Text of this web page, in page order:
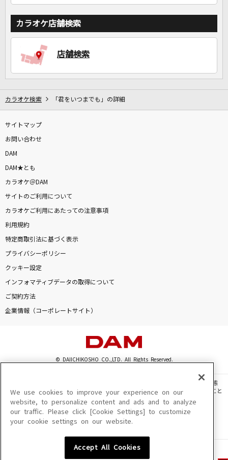
カラオケ店舗検索
店舗検索
カラオケ検索 「君をいつまでも」の詳細
サイトマップ
お問い合わせ
DAM
DAM★とも
カラオケ＠DAM
サイトのご利用について
カラオケご利用にあたっての注意事項
利用規約
特定商取引法に基づく表示
プライバシーポリシー
クッキー設定
インフォマティブデータの取得について
ご契約方法
企業情報（コーポレートサイト）
© DAIICHIKOSHO CO.,LTD. All Rights Reserved.
このサイトに掲載されている一切の文章・画像・写真・動画・音声等を、手段や形態
を問わず、著作権法の定める範囲を超えて無断で複製、転載、ファイル化などすること
を禁じます。
楽曲及びコンテンツは、機種によりご利用いただけない場合があります。
楽曲及びコンテンツの配信日、配信内容が変更になる場合があります。
We use cookies to improve your experience on our
website, to personalize content and ads and to analyze
our traffic. Please click [Cookie Settings] to customize
your cookie settings on our website.
Accept All Cookies